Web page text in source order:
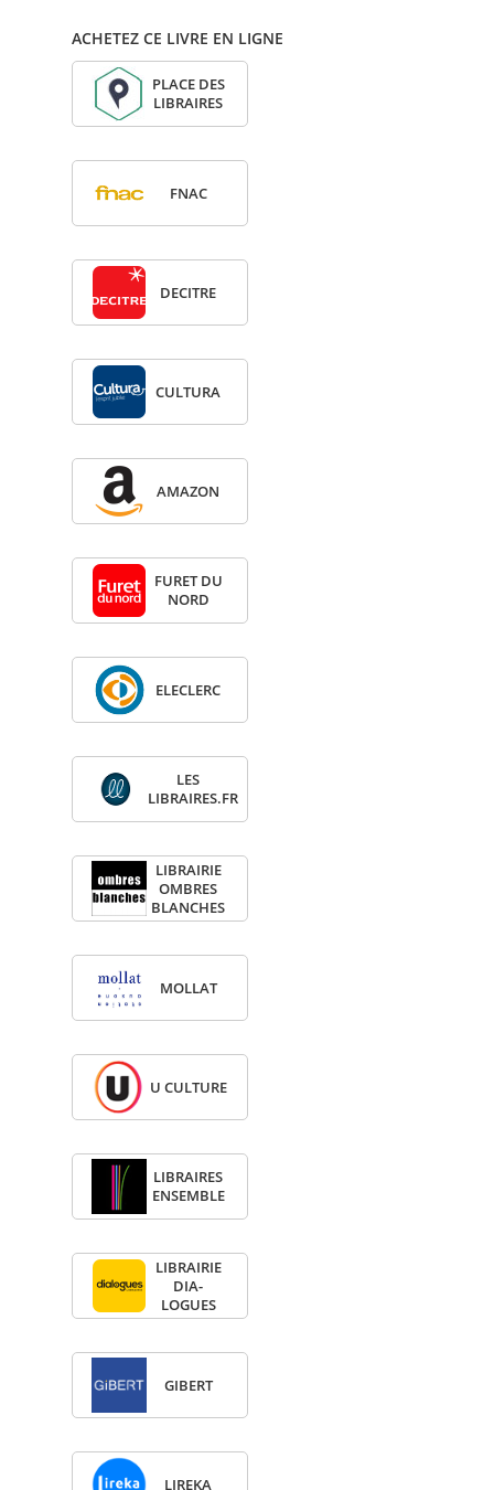
ACHETEZ CE LIVRE EN LIGNE
PLACE DES
LIBRAIRES
FNAC
DECITRE
CULTURA
AMA­ZON
FURET DU
NORD
ELE­CLERC
LES
LIBRAIRES.FR
LIBRAI­RIE
OMBRES
BLANCHES
MOL­LAT
U CULTURE
LIBRAIRES
ENSEMBLE
LIBRAI­RIE
DIA­
LOGUES
GIBERT
LIREKA